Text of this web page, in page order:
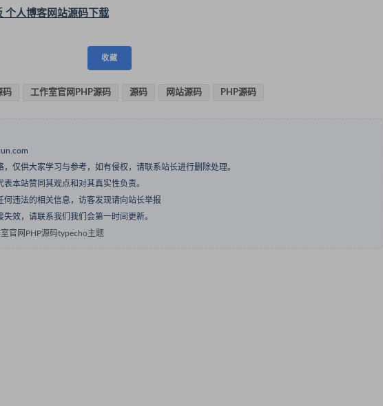
个人博客网站源码下载
收藏
码 工作室官网PHP源码 源码 网站源码 PHP源码
仅供大家学习与参考，如有侵权，请联系站长进行删除处理。
本站赞同其观点和对其真实性负责。
违法的相关信息，访客发现请向站长举报
效，请联系我们我们会第一时间更新。
官网PHP源码typecho主题